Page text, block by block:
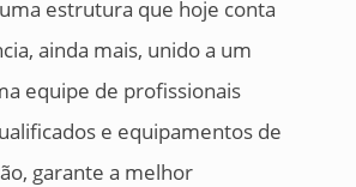
estrutura que hoje conta
ainda mais, unido a um
equipe de profissionais
e equipamentos de
garante a melhor